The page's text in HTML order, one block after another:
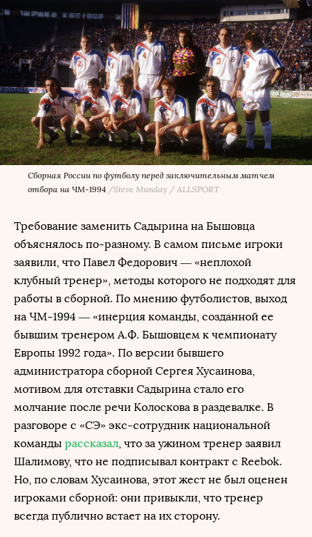
Сборная России по футболу перед заключительным матчем
отбора на ЧМ-1994 /Steve Munday / ALLSPORT
Требование заменить Садырина на Бышовца
объяснялось по-разному. В самом письме игроки
заявили, что Павел Федорович — «неплохой
клубный тренер», методы которого не подходят для
работы в сборной. По мнению футболистов, выход
на ЧМ-1994 — «инерция команды, созданной ее
бывшим тренером А.Ф. Бышовцем к чемпионату
Европы 1992 года». По версии бывшего
администратора сборной Сергея Хусаинова,
мотивом для отставки Садырина стало его
молчание после речи Колоскова в раздевалке. В
разговоре с «СЭ» экс-сотрудник национальной
команды рассказал, что за ужином тренер заявил
Шалимову, что не подписывал контракт с Reebok.
Но, по словам Хусаинова, этот жест не был оценен
игроками сборной: они привыкли, что тренер
всегда публично встает на их сторону.